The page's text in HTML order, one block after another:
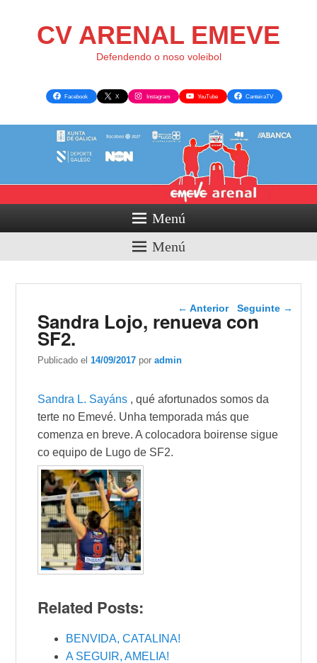
CV ARENAL EMEVE
Defendendo o noso voleibol
Facebook X Instagram YouTube CanteiraTV
Menú
Menú
Navegador de artigos
← Anterior Seguinte →
Sandra Lojo, renueva con
SF2.
Publicado el14/09/2017 poradmin
Sandra L. Sayáns , qué afortunados somos da
terte no Emevé. Unha temporada más que
comenza en breve. A colocadora boirense sigue
co equipo de Lugo de SF2.
Related Posts:
BENVIDA, CATALINA!
A SEGUIR, AMELIA!